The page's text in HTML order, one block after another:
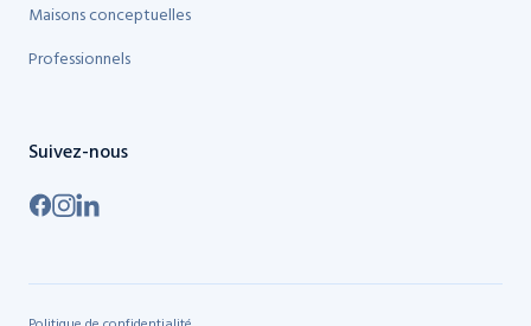
Maisons conceptuelles
Professionnels
Suivez-nous